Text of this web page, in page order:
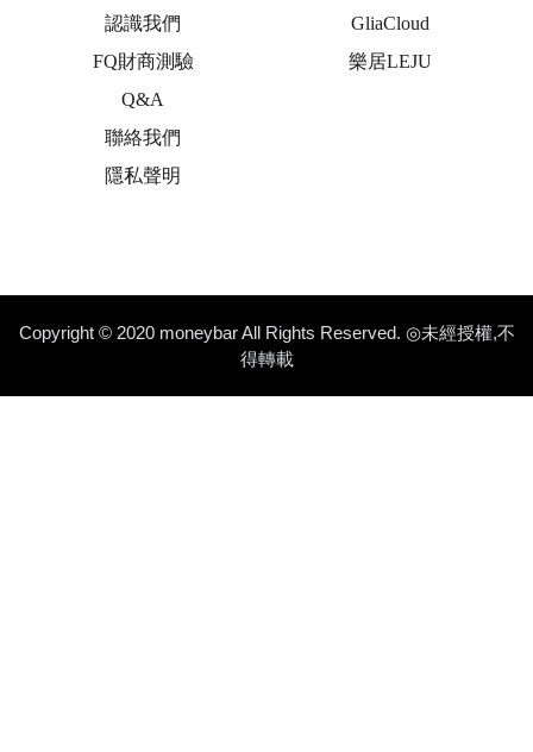
認識我們
FQ財商測驗
Q&A
聯絡我們
隱私聲明
GliaCloud
樂居LEJU
Copyright © 2020 moneybar All Rights Reserved. ◎未經授權,不
得轉載